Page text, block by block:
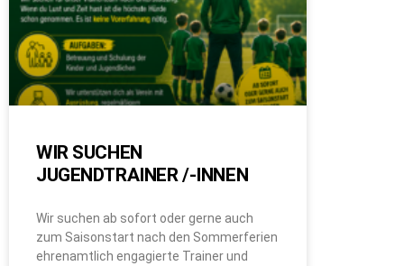
WIR SUCHEN
JUGENDTRAINER /-INNEN
Wir suchen ab sofort oder gerne auch
zum Saisonstart nach den Sommerferien
ehrenamtlich engagierte Trainer und